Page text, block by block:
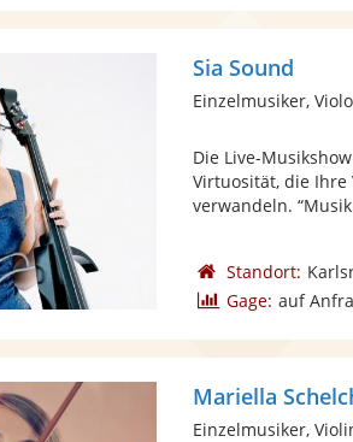
Sia Sound
Einzelmusiker,
Die Live-
Virtuosität, die
verwandeln.
Standort:
Gage: auf
Mariella
Einzelmusiker,